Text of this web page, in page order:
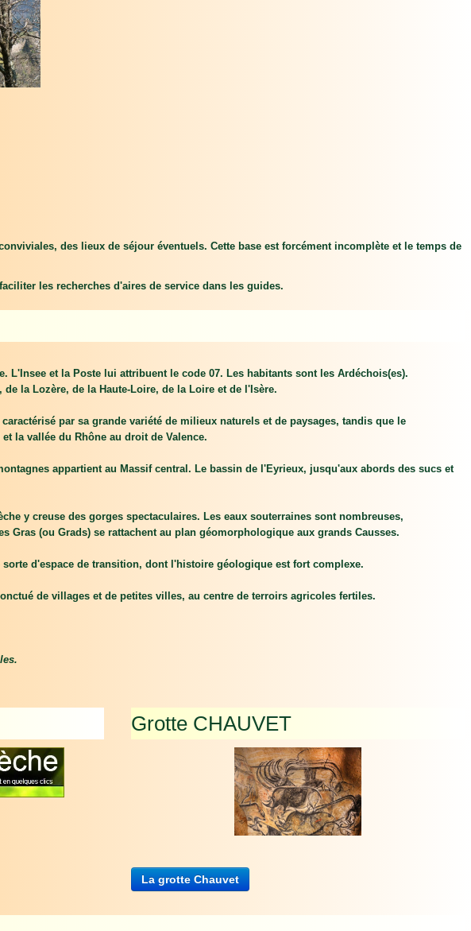
des lieux de séjour éventuels. Cette base est forcément incomplète et le temps de
les recherches d'aires de service dans les guides.
et la Poste lui attribuent le code 07. Les habitants sont les Ardéchois(es).
la Lozère, de la Haute-Loire, de la Loire et de l'Isère.
par sa grande variété de milieux naturels et de paysages, tandis que le
la vallée du Rhône au droit de Valence.
appartient au Massif central. Le bassin de l'Eyrieux, jusqu'aux abords des sucs et
y creuse des gorges spectaculaires. Les eaux souterraines sont nombreuses,
(ou Grads) se rattachent au plan géomorphologique aux grands Causses.
d'espace de transition, dont l'histoire géologique est fort complexe.
de villages et de petites villes, au centre de terroirs agricoles fertiles.
Grotte CHAUVET
La grotte Chauvet